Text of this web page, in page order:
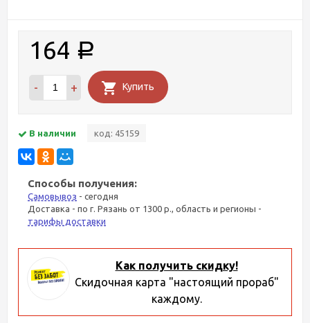
164 Р
- + Купить
В наличии код: 45159
Способы получения:
Самовывоз - сегодня
Доставка - по г. Рязань от 1300 р., область и регионы -
тарифы доставки
Как получить скидку!
Скидочная карта "настоящий прораб"
каждому.